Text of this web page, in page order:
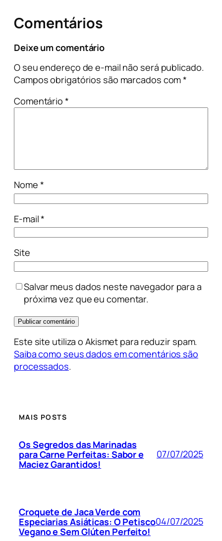
Comentários
Deixe um comentário
O seu endereço de e-mail não será publicado.
Campos obrigatórios são marcados com*
Comentário *
Nome *
E-mail*
Site
Salvar meus dados neste navegador para a
próxima vez que eu comentar.
Este site utiliza o Akismet para reduzir spam.
Saiba como seus dados em comentários são
processados.
MAIS POSTS
Os Segredos das Marinadas
para Carne Perfeitas: Sabor e
Maciez Garantidos!
07/07/2025
Croquete de Jaca Verde com
Especiarias Asiáticas: O Petisco
Vegano e Sem Glúten Perfeito!
04/07/2025